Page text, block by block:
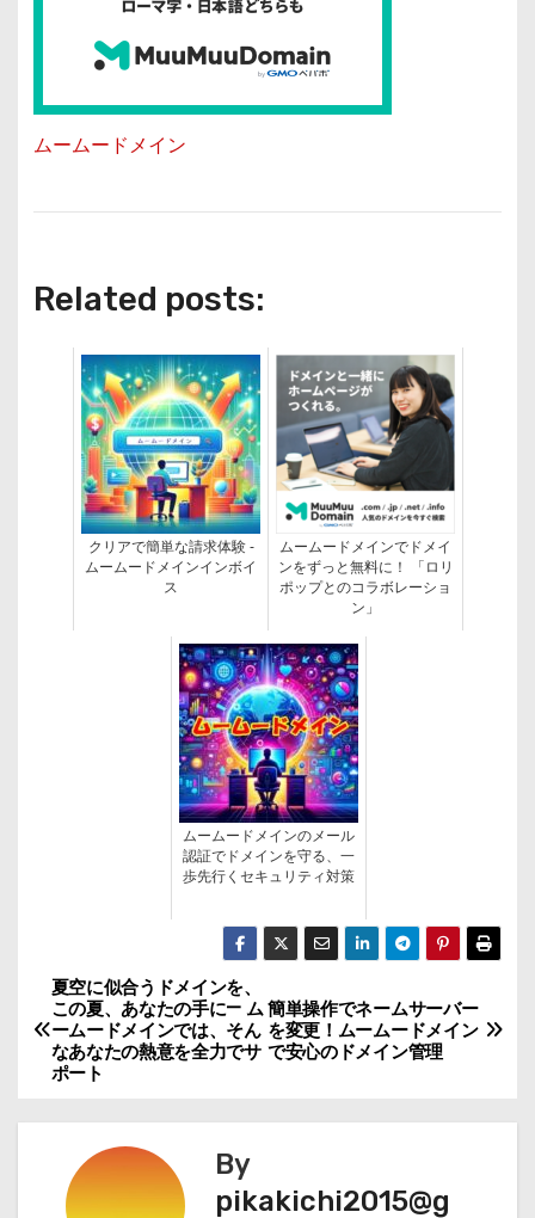
ムームードメイン
Related posts:
クリアで簡単な請求体験 -
ムームードメインインボイ
ス
ムームードメインでドメイ
ンをずっと無料に！ 「ロリ
ポップとのコラボレーショ
ン」
ムームードメインのメール
認証でドメインを守る、一
歩先行くセキュリティ対策
投
稿
ゲ
簡単操作でネームサーバー
を変更！ムームードメイン
で安心のドメイン管理
夏空に似合うドメインを、
この夏、あなたの手に— ム
ームードメインでは、そん
なあなたの熱意を全力でサ
ポート
By
pikakichi2015@g